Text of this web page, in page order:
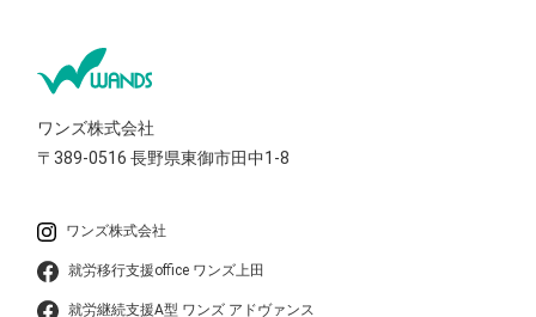
ワンズ株式会社
〒389-0516長野県東御市田中1-8
ワンズ株式会社
就労移行支援office ワンズ上田
就労継続支援A型 ワンズ アドヴァンス